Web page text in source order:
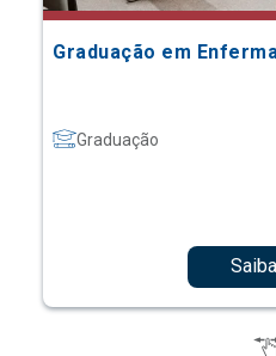
Graduação em
Graduação